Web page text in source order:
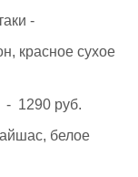
-
красное сухое
- 1290 руб.
белое